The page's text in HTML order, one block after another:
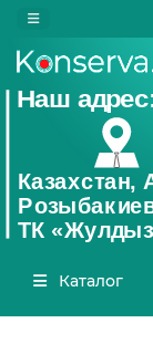
Каталог